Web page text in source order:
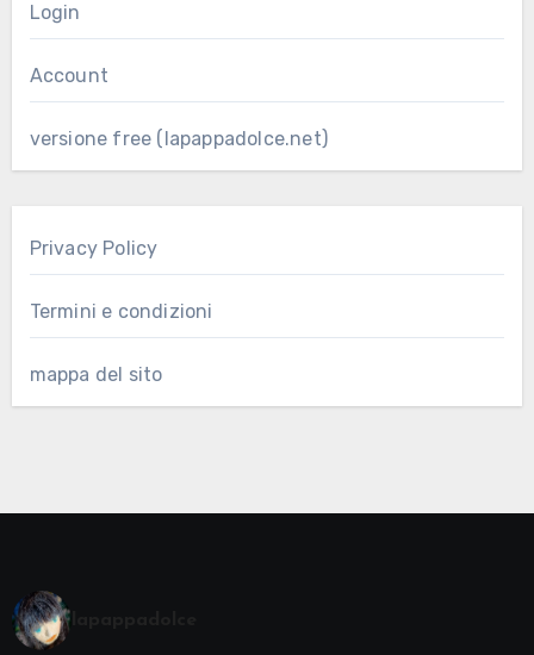
Login
Account
versione free (lapappadolce.net)
Privacy Policy
Termini e condizioni
mappa del sito